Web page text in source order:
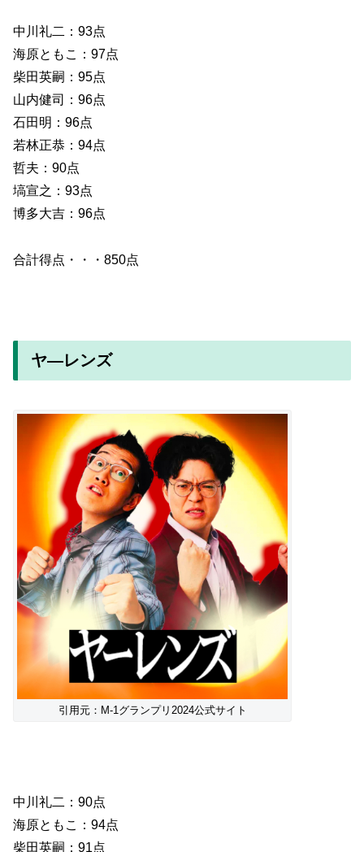
中川礼二：93点
海原ともこ：97点
柴田英嗣：95点
山内健司：96点
石田明：96点
若林正恭：94点
哲夫：90点
塙宣之：93点
博多大吉：96点
合計得点・・・850点
ヤ―レンズ
引用元：M-1グランプリ2024公式サイト
中川礼二：90点
海原ともこ：94点
柴田英嗣：91点